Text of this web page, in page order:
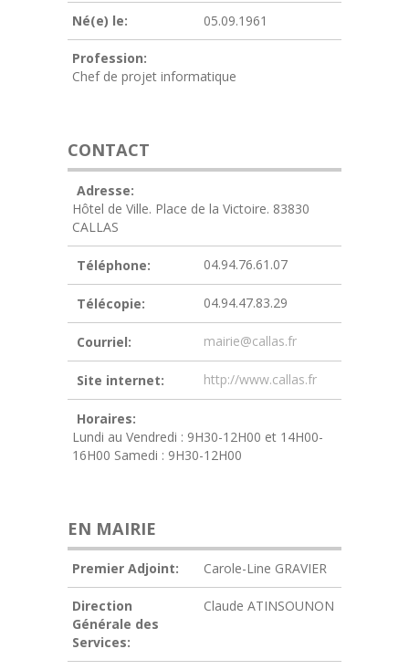
Né(e) le: 05.09.1961
Profession:
Chef de projet informatique
CONTACT
Adresse:
Hôtel de Ville. Place de la Victoire. 83830
CALLAS
Téléphone: 04.94.76.61.07
Télécopie: 04.94.47.83.29
Courriel: mairie@callas.fr
Site internet: http://www.callas.fr
Horaires:
Lundi au Vendredi : 9H30-12H00 et 14H00-
16H00 Samedi : 9H30-12H00
EN MAIRIE
Premier Adjoint: Carole-Line GRAVIER
Direction
Générale des
Services:
Claude ATINSOUNON